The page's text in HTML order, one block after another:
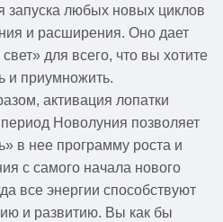
запуска любых новых циклов
и расширения. Оно дает
для всего, что вы хотите
и приумножить.
активация лопатки
Новолуния позволяет
в нее программу роста и
с самого начала нового
все энергии способствуют
и развитию. Вы как бы